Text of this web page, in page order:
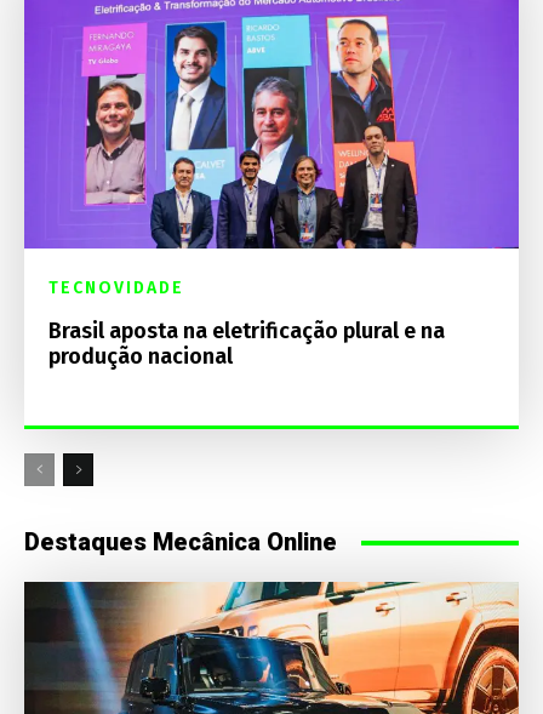
TECNOVIDADE
Brasil aposta na eletrificação plural e na
produção nacional
Destaques Mecânica Online